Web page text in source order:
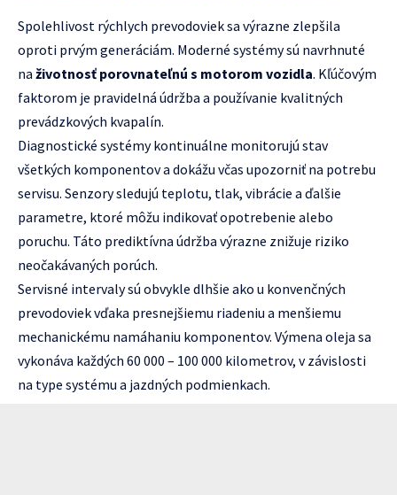
Spolehlivost rýchlych prevodoviek sa výrazne zlepšila
oproti prvým generáciám. Moderné systémy sú navrhnuté
na životnosť porovnateľnú s motorom vozidla. Kľúčovým
faktorom je pravidelná údržba a používanie kvalitných
prevádzkových kvapalín.
Diagnostické systémy kontinuálne monitorujú stav
všetkých komponentov a dokážu včas upozorniť na potrebu
servisu. Senzory sledujú teplotu, tlak, vibrácie a ďalšie
parametre, ktoré môžu indikovať opotrebenie alebo
poruchu. Táto prediktívna údržba výrazne znižuje riziko
neočakávaných porúch.
Servisné intervaly sú obvykle dlhšie ako u konvenčných
prevodoviek vďaka presnejšiemu riadeniu a menšiemu
mechanickému namáhaniu komponentov. Výmena oleja sa
vykonáva každých 60 000 – 100 000 kilometrov, v závislosti
na type systému a jazdných podmienkach.